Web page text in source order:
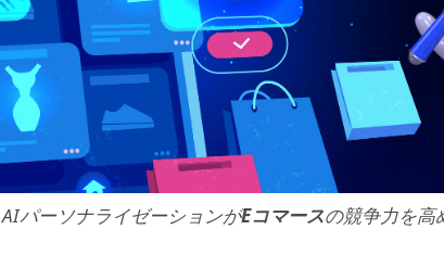
AIパーソナライゼーションがEコマースの競争力を高